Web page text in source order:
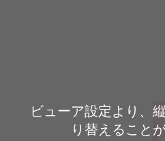
ビューア設定より、
り替えること